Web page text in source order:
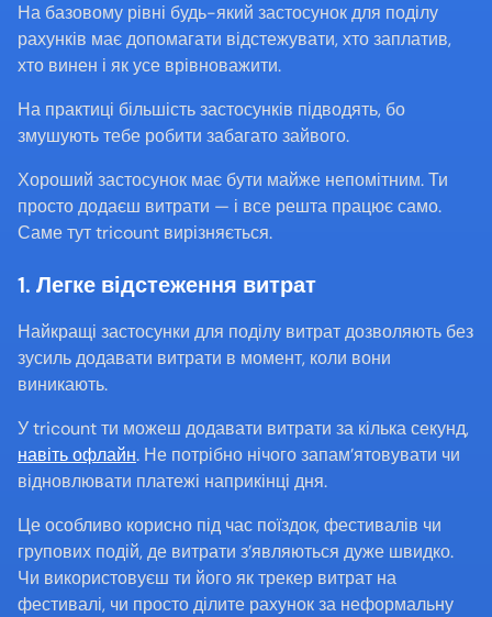
На базовому рівні будь-який застосунок для поділу
рахунків має допомагати відстежувати, хто заплатив,
хто винен і як усе врівноважити.
На практиці більшість застосунків підводять, бо
змушують тебе робити забагато зайвого.
Хороший застосунок має бути майже непомітним. Ти
просто додаєш витрати — і все решта працює само.
Саме тут tricount вирізняється.
1. Легке відстеження витрат
Найкращі застосунки для поділу витрат дозволяють без
зусиль додавати витрати в момент, коли вони
виникають.
навіть офлайн. Не потрібно нічого запам’ятовувати чи
відновлювати платежі наприкінці дня.
Це особливо корисно під час поїздок, фестивалів чи
групових подій, де витрати з’являються дуже швидко.
Чи використовуєш ти його як трекер витрат на
фестивалі, чи просто ділите рахунок за неформальну